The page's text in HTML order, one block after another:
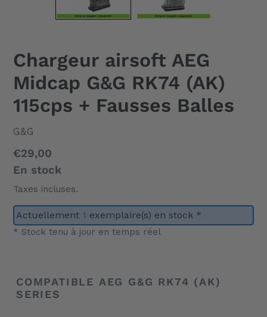
Chargeur airsoft AEG
Midcap G&G RK74 (AK)
115cps + Fausses Balles
DISTRIBUTEUR
G&G
Prix
normal
€29,00
En stock
Taxes incluses.
Actuellement 1 exemplaire(s) en stock *
* Stock tenu à jour en temps réel
d'un
produit
COMPATIBLE AEG G&G RK74 (AK)
SERIES